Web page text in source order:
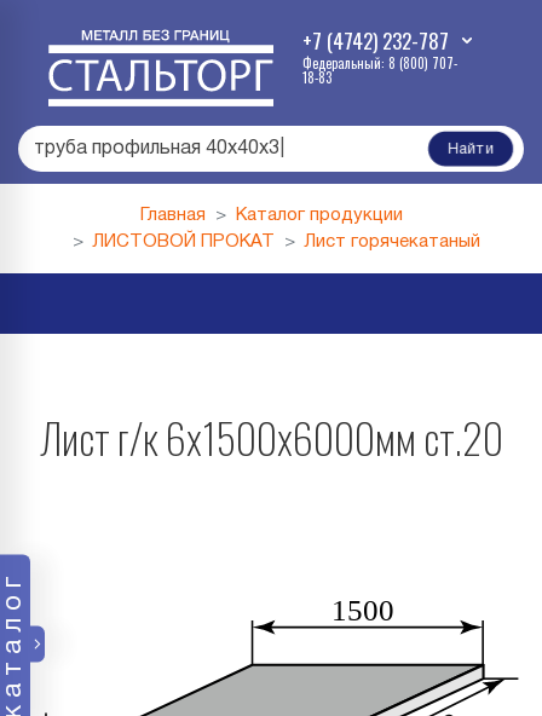
+7 (4742) 232-787
Федеральный: 8 (800) 707-
18-83
труба профильная 40х40х3 Найти
каталог
Главная
Каталог продукции
ЛИСТОВОЙ ПРОКАТ
Лист горячекатаный
Лист г/к 6х1500х6000мм ст.20